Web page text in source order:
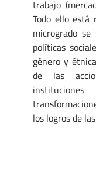
trabajo
Todo ello está
microgrado
políticas
género y
de las
los logros de